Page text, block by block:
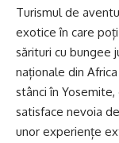
Turismul de
exotice în care
sărituri cu bungee
naționale din
stânci în
satisface nevoia
unor experiențe